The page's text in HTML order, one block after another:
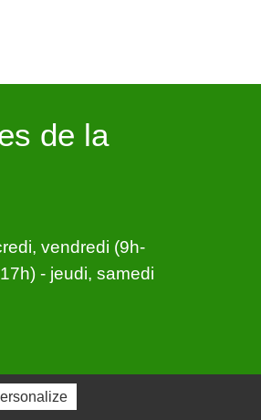
de la
vendredi (9h-
- jeudi, samedi